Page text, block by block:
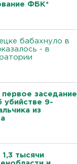
ФБК*
бабахнуло в
- в
первое заседание
убийстве 9-
из
тысячи